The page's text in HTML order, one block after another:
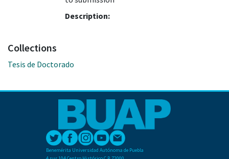
Description:
Collections
Tesis de Doctorado
Benemérita Universidad Autónoma de Puebla